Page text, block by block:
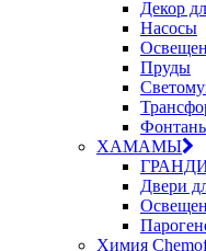
Декор
Насосы
Пруды
ХАМАМЫ
Двери
Химия